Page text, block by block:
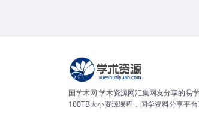
国学术网 学术资源网汇集网友分享的易
100TB大小资源课程，国学资料分享平